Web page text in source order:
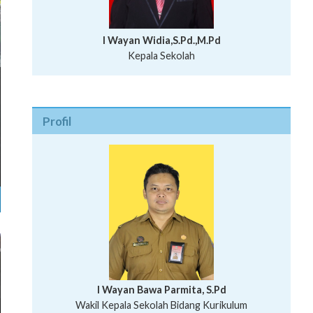
I Wayan Widia,S.Pd.,M.Pd
Kepala Sekolah
Profil
I Wayan Bawa Parmita, S.Pd
Wakil Kepala Sekolah Bidang Kurikulum
I Wayan Gede Aditya Pratita, S.Pd., M.Sn
Ni Wayan Nopi Sutantri, S.Pd.